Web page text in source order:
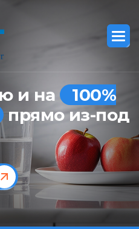
и на
100%
прямо из-под